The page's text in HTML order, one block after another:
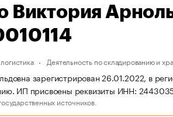
Виктория
Деятельность по складированию и
зарегистрирован 26.01.2022, в
ИП присвоены реквизиты ИНН:
источников.